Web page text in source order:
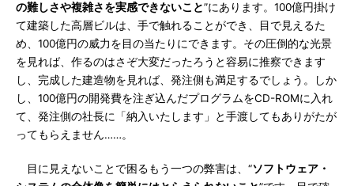
の難しさや複雑さを実感できないこと”にあります。100億円掛け
て建築した高層ビルは、手で触れることができ、目で見えるた
め、100億円の威力を目の当たりにできます。その圧倒的な光景
を見れば、作るのはさぞ大変だったろうと容易に推察できます
し、完成した建造物を見れば、発注側も満足するでしょう。しか
し、100億円の開発費を注ぎ込んだプログラムをCD-ROMに入れ
て、発注側の社長に「納入いたします」と手渡してもありがたが
ってもらえません……。
目に見えないことで困るもう一つの弊害は、“ソフトウェア・